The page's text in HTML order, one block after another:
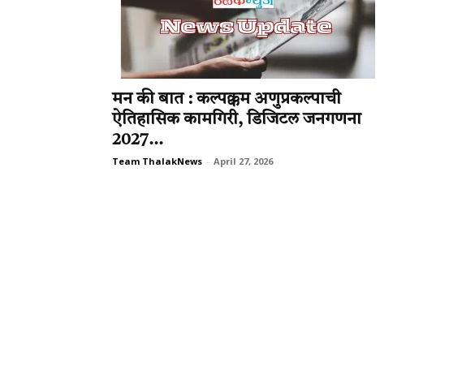
मन की बात : कल्पक्कम अणुप्रकल्पाची
ऐतिहासिक कामगिरी, डिजिटल जनगणना
2027...
Team ThalakNews - April 27, 2026